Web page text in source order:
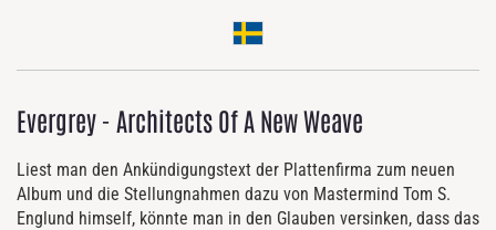
Evergrey - Architects Of A New Weave
Liest man den Ankündigungstext der Plattenfirma zum neuen
Album und die Stellungnahmen dazu von Mastermind Tom S.
Englund himself, könnte man in den Glauben versinken, dass das